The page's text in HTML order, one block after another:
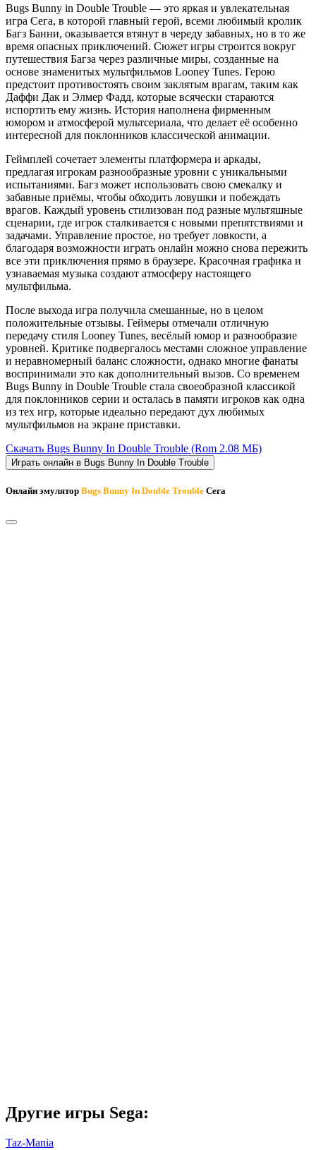
Bugs Bunny in Double Trouble — это яркая и увлекательная
игра Сега, в которой главный герой, всеми любимый кролик
Багз Банни, оказывается втянут в череду забавных, но в то же
время опасных приключений. Сюжет игры строится вокруг
путешествия Багза через различные миры, созданные на
основе знаменитых мультфильмов Looney Tunes. Герою
предстоит противостоять своим заклятым врагам, таким как
Даффи Дак и Элмер Фадд, которые всячески стараются
испортить ему жизнь. История наполнена фирменным
юмором и атмосферой мультсериала, что делает её особенно
интересной для поклонников классической анимации.
Геймплей сочетает элементы платформера и аркады,
предлагая игрокам разнообразные уровни с уникальными
испытаниями. Багз может использовать свою смекалку и
забавные приёмы, чтобы обходить ловушки и побеждать
врагов. Каждый уровень стилизован под разные мультяшные
сценарии, где игрок сталкивается с новыми препятствиями и
задачами. Управление простое, но требует ловкости, а
благодаря возможности играть онлайн можно снова пережить
все эти приключения прямо в браузере. Красочная графика и
узнаваемая музыка создают атмосферу настоящего
мультфильма.
После выхода игра получила смешанные, но в целом
положительные отзывы. Геймеры отмечали отличную
передачу стиля Looney Tunes, весёлый юмор и разнообразие
уровней. Критике подвергалось местами сложное управление
и неравномерный баланс сложности, однако многие фанаты
воспринимали это как дополнительный вызов. Со временем
Bugs Bunny in Double Trouble стала своеобразной классикой
для поклонников серии и осталась в памяти игроков как одна
из тех игр, которые идеально передают дух любимых
мультфильмов на экране приставки.
Скачать Bugs Bunny In Double Trouble (Rom 2.08 МБ)
Играть онлайн в Bugs Bunny In Double Trouble
Онлайн эмулятор Bugs Bunny In Double Trouble Сега
Другие игры Sega:
Taz-Mania